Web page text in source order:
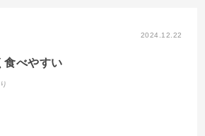
2024.12.22
食べやすい